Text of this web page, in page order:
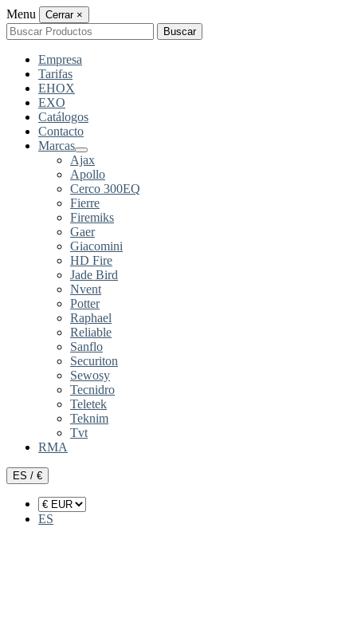
Menu Cerrar ×
Buscar
por:
Buscar
Empresa
Tarifas
EHOX
EXO
Catálogos
Contacto
Marcas
Ajax
Apollo
Cerco 300EQ
Fierre
Firemiks
Gaer
Giacomini
HD Fire
Jade Bird
Nvent
Potter
Raphael
Reliable
Sanflo
Securiton
Sewosy
Tecnidro
Teletek
Teknim
Tvt
RMA
ES / €
ES